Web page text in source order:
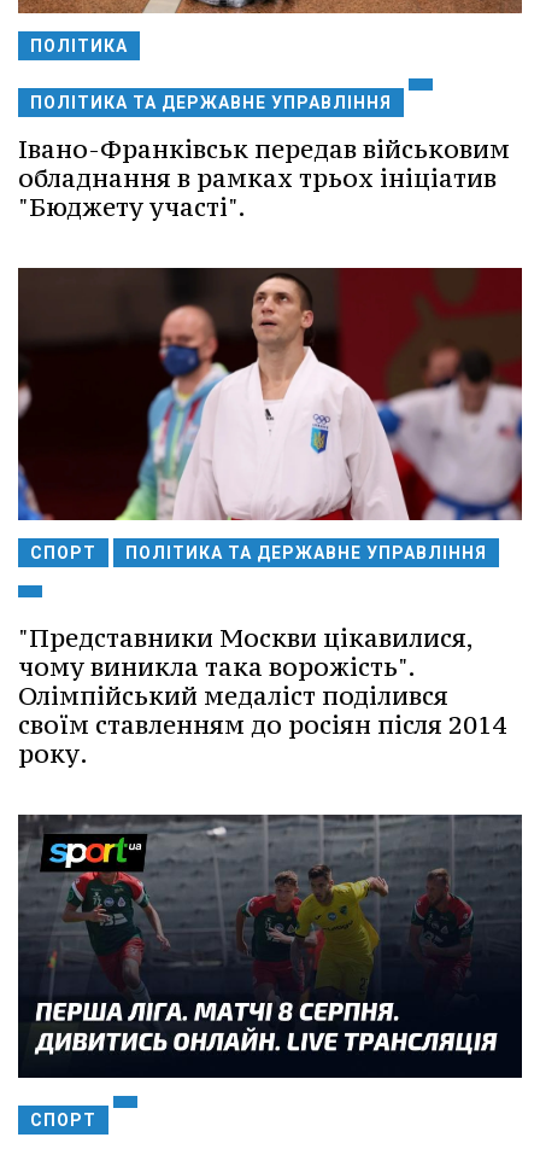
ПОЛІТИКА
ПОЛІТИКА ТА ДЕРЖАВНЕ УПРАВЛІННЯ
Івано-Франківськ передав військовим
обладнання в рамках трьох ініціатив
"Бюджету участі".
СПОРТ ПОЛІТИКА ТА ДЕРЖАВНЕ УПРАВЛІННЯ
"Представники Москви цікавилися,
чому виникла така ворожість".
Олімпійський медаліст поділився
своїм ставленням до росіян після 2014
року.
СПОРТ